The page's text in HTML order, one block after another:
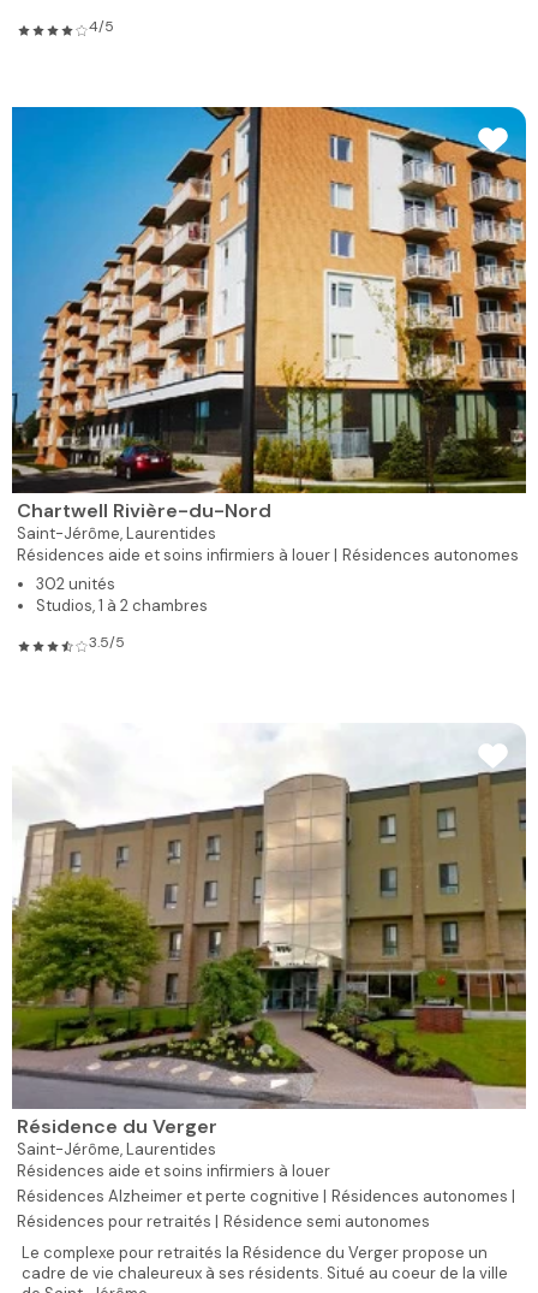
4/5
Chartwell Rivière-du-Nord
Saint-Jérôme,Laurentides
Résidences aide et soins infirmiers à louer | Résidences autonomes
302 unités
Studios, 1 à 2 chambres
3.5/5
Résidence du Verger
Saint-Jérôme,Laurentides
Résidences aide et soins infirmiers à louer
Résidences Alzheimer et perte cognitive | Résidences autonomes |
Résidences pour retraités | Résidence semi autonomes
Le complexe pour retraités la Résidence du Verger propose un
cadre de vie chaleureux à ses résidents. Situé au coeur de la ville